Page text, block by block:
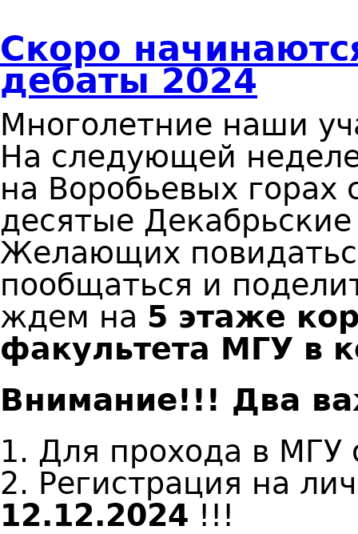
Скоро
дебаты 2024
Многолетние наши
На следующей
на Воробьевых
десятые
Желающих
пообщаться и
ждем на 5 этаже
факультета МГУ в
Внимание!!! Два
1. Для прохода в МГУ
2. Регистрация на
12.12.2024 !!!